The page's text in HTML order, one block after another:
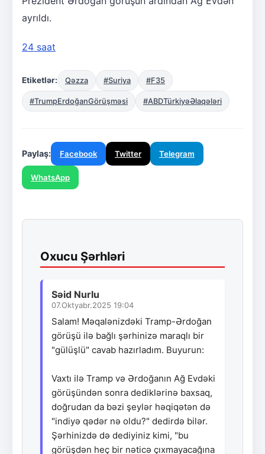
ayrıldı.
24 saat
Etiketlər: Qəzza #Suriya #F35
#TrumpErdoğanGörüşməsi #ABDTürkiyəƏlaqələri
Paylaş: Facebook Twitter Telegram
WhatsApp
Oxucu Şərhləri
Səid Nurlu
07.Oktyabr.2025 19:04
Salam! Məqalənizdəki Tramp-Ərdoğan
görüşü ilə bağlı şərhinizə maraqlı bir
"gülüşlü" cavab hazırladım. Buyurun:
Vaxtı ilə Tramp və Ərdoğanın Ağ Evdəki
görüşündən sonra dediklərinə baxsaq,
doğrudan da bəzi şeylər həqiqətən də
"indiyə qədər nə oldu?" dedirdə bilər.
Şərhinizdə də dediyiniz kimi, "bu
görüşdən heç bir nəticə çıxmayacağına